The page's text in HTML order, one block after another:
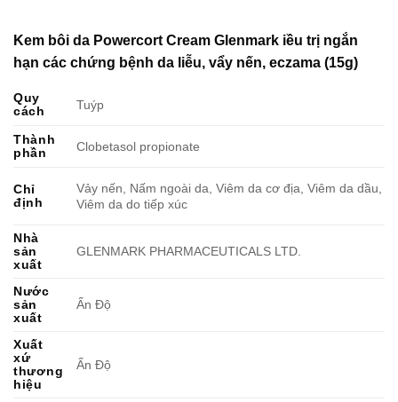
Kem bôi da Powercort Cream Glenmark iều trị ngắn
hạn các chứng bệnh da liễu, vẩy nến, eczama (15g)
Quy
cách
Tuýp
Thành
phần
Clobetasol propionate
Chỉ
định
Vảy nến, Nấm ngoài da, Viêm da cơ địa, Viêm da dầu,
Viêm da do tiếp xúc
Nhà
sản
xuất
GLENMARK PHARMACEUTICALS LTD.
Nước
sản
xuất
Ấn Độ
Xuất
xứ
thương
hiệu
Ấn Độ